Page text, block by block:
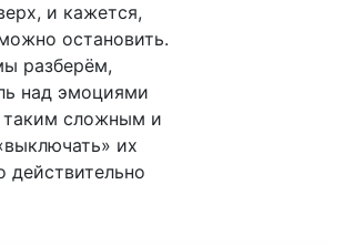
и кажется,
остановить.
разберём,
над эмоциями
таким сложным и
их
действительно